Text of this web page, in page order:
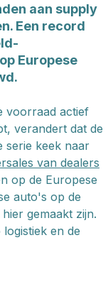
aan supply
Een record
Europese
voorraad actief
verandert dat de
serie keek naar
van dealers
op de Europese
auto's op de
gemaakt zijn.
en de